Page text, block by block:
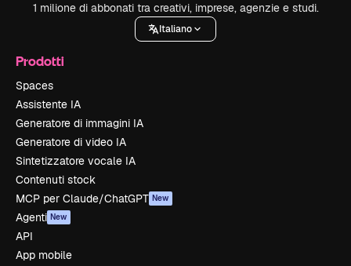
1 milione di abbonati tra creativi, imprese, agenzie e studi.
Italiano
Prodotti
Spaces
Assistente IA
Generatore di immagini IA
Generatore di video IA
Sintetizzatore vocale IA
Contenuti stock
MCP per Claude/ChatGPT New
Agenti New
API
App mobile